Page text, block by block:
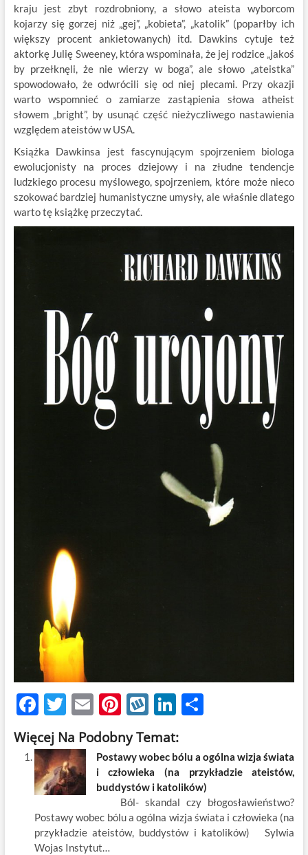
kraju jest zbyt rozdrobniony, a słowo ateista wyborcom
kojarzy się gorzej niż „gej”, „kobieta”, „katolik” (poparłby ich
większy procent ankietowanych) itd. Dawkins cytuje też
aktorkę Julię Sweeney, która wspominała, że jej rodzice „jakoś
by przełknęli, że nie wierzy w boga”, ale słowo „ateistka”
spowodowało, że odwrócili się od niej plecami. Przy okazji
warto wspomnieć o zamiarze zastąpienia słowa atheist
słowem „bright”, by usunąć część nieżyczliwego nastawienia
względem ateistów w USA.
Książka Dawkinsa jest fascynującym spojrzeniem biologa
ewolucjonisty na proces dziejowy i na złudne tendencje
ludzkiego procesu myślowego, spojrzeniem, które może nieco
szokować bardziej humanistyczne umysły, ale właśnie dlatego
warto tę książkę przeczytać.
F
ac
e
b
o
o
k
T
w
itt
er
E
m
ail
Pi
nt
er
es
t
W
k
o
p
Li
k
e
dI
n
S
ar
e
Więcej Na Podobny Temat:
Postawy wobec bólu a ogólna wizja świata
i człowieka (na przykładzie ateistów,
buddystów i katolików)
Ból- skandal czy błogosławieństwo?
Postawy wobec bólu a ogólna wizja świata i człowieka (na
przykładzie ateistów, buddystów i katolików) Sylwia
Wojas Instytut…